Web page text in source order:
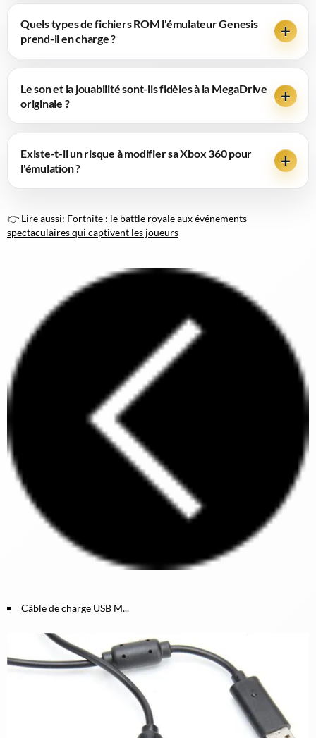
Quels types de fichiers ROM l'émulateur Genesis
prend-il en charge ?
Le son et la jouabilité sont-ils fidèles à la MegaDrive
originale ?
Existe-t-il un risque à modifier sa Xbox 360 pour
l'émulation ?
👉 Lire aussi: Fortnite : le battle royale aux événements
spectaculaires qui captivent les joueurs
Câble de charge USB M...